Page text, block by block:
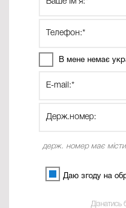
В мене немає
держ. номер має
Даю згоду на
Дізнатись